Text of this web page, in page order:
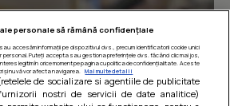
personale să rămână confidențiale
accesăm informații pe dispozitivul dvs., precum identificatorii cookie unici
personal. Puteți accepta sau gestiona preferințele dvs. făcând clic mai jos,
legitim în orice moment pe pagina cu politica de confidențialitate. Aceste
și nu vă vor afecta navigarea.
Mai multe detalii
de socializare si agentiile de publicitate
nostri de servicii de date analitice)